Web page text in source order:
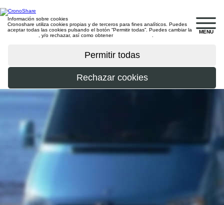
MENU
Información sobre cookies
Cronoshare utiliza cookies propias y de terceros para fines analíticos. Puedes
aceptar todas las cookies pulsando el botón “Permitir todas”. Puedes cambiar la
, y/o rechazar, así como obtener